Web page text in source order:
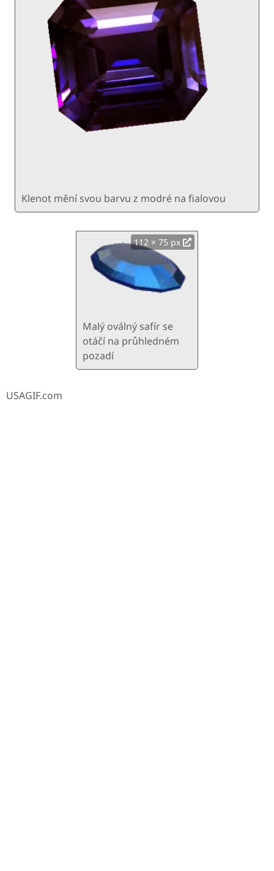
Klenot mění svou barvu z modré na fialovou
112 × 75 px
Malý oválný safír se
otáčí na průhledném
pozadí
USAGIF.com